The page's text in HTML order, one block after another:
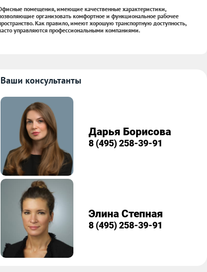
помещения, имеющие качественные характеристики,
организовать комфортное и функциональное рабочее
Как правило, имеют хорошую транспортную доступность,
управляются профессиональными компаниями.
Ваши консультанты
Дарья Борисова
8 (495) 258-39-91
Элина Степная
8 (495) 258-39-91